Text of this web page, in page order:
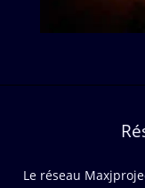
Le réseau